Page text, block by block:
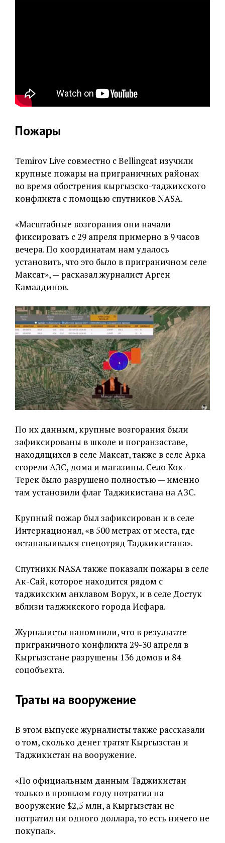
Пожары
Temirov Live совместно с Bellingcat изучили
крупные пожары на приграничных районах
во время обострения кыргызско-таджикского
конфликта с помощью спутников NASA.
«Масштабные возгорания они начали
фиксировать с 29 апреля примерно в 9 часов
вечера. По координатам нам удалось
установить, что это было в приграничном селе
Максат», — расказал журналист Арген
Камалдинов.
По их данным, крупные возгорания были
зафиксированы в школе и погранзаставе,
находящихся в селе Максат, также в селе Арка
сгорели АЗС, дома и магазины. Село Кок-
Терек было разрушено полностью — именно
там установили флаг Таджикистана на АЗС.
Крупный пожар был зафиксирован и в селе
Интернационал, «в 500 метрах от места, где
останавливался спецотряд Таджикистана».
Спутники NASA также показали пожары в селе
Ак-Сай, которое находится рядом с
таджикским анклавом Ворух, и в селе Достук
вблизи таджикского города Исфара.
Журналисты напомнили, что в результате
приграничного конфликта 29-30 апреля в
Кыргызстане разрушены 136 домов и 84
соцобъекта.
Траты на вооружение
В этом выпуске журналисты также рассказали
о том, сколько денег тратят Кыргызстан и
Таджикистан на вооружение.
«По официальным данным Таджикистан
только в прошлом году потратил на
вооружение $2,5 млн, а Кыргызстан не
потратил ни одного доллара, то есть ничего не
покупал».